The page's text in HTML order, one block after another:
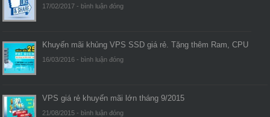
17/02/2017 - bình luận đóng
Khuyến mãi khủng VPS SSD giá rẻ. Tặng thêm Ram, CPU
16/03/2016 - bình luận đóng
VPS giá rẻ khuyến mãi lớn tháng 9/2015
21/08/2015 - bình luận đóng